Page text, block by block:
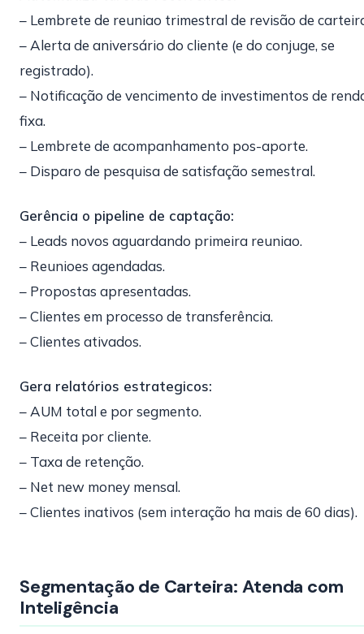
– Lembrete de reuniao trimestral de revisão de
– Alerta de aniversário do cliente (e do conjuge, se
registrado).
– Notificação de vencimento de investimentos de
fixa.
– Lembrete de acompanhamento pos-aporte.
– Disparo de pesquisa de satisfação semestral.
Gerência o pipeline de captação:
– Leads novos aguardando primeira reuniao.
– Reunioes agendadas.
– Propostas apresentadas.
– Clientes em processo de transferência.
– Clientes ativados.
Gera relatórios estrategicos:
– AUM total e por segmento.
– Receita por cliente.
– Taxa de retenção.
– Net new money mensal.
– Clientes inativos (sem interação ha mais de 60 dias).
Segmentação de Carteira: Atenda com
Inteligência